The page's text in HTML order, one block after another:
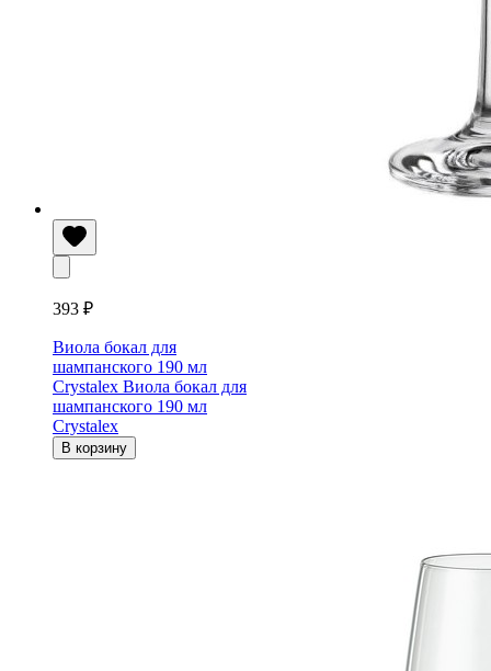
393 ₽
Виола бокал для
шампанского 190 мл
Crystalex Виола бокал для
шампанского 190 мл
Crystalex
В корзину